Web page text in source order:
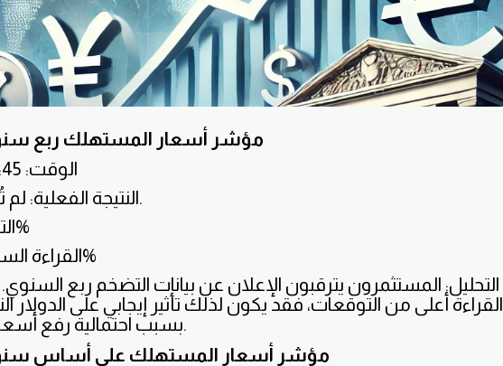
مؤشر أسعار المستهلك ربع
الوقت: 12:45 صباحاً
النتيجة الفعلية: لم تُعلن بعد.
التوقع: 0.7%
القراءة السابقة: 0.4%
التحليل: المستثمرون يترقبون الإعلان عن بيانات التضخم ربع
القراءة أعلى من التوقعات، فقد يكون لذلك تأثير إيجابي على الدولار
بسبب احتمالية رفع أسعار الفائدة.
مؤشر أسعار المستهلك على أساس سنوي